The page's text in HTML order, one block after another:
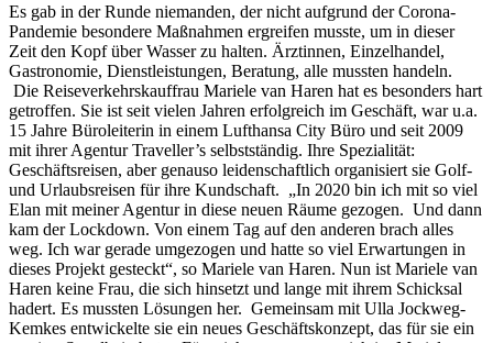
Es gab in der Runde niemanden, der nicht aufgrund der Corona-
Pandemie besondere Maßnahmen ergreifen musste, um in dieser
Zeit den Kopf über Wasser zu halten. Ärztinnen, Einzelhandel,
Gastronomie, Dienstleistungen, Beratung, alle mussten handeln.
Die Reiseverkehrskauffrau Mariele van Haren hat es besonders hart
getroffen. Sie ist seit vielen Jahren erfolgreich im Geschäft, war u.a.
15 Jahre Büroleiterin in einem Lufthansa City Büro und seit 2009
mit ihrer Agentur Traveller’s selbstständig. Ihre Spezialität:
Geschäftsreisen, aber genauso leidenschaftlich organisiert sie Golf-
und Urlaubsreisen für ihre Kundschaft. „In 2020 bin ich mit so viel
Elan mit meiner Agentur in diese neuen Räume gezogen. Und dann
kam der Lockdown. Von einem Tag auf den anderen brach alles
weg. Ich war gerade umgezogen und hatte so viel Erwartungen in
dieses Projekt gesteckt“, so Mariele van Haren. Nun ist Mariele van
Haren keine Frau, die sich hinsetzt und lange mit ihrem Schicksal
hadert. Es mussten Lösungen her. Gemeinsam mit Ulla Jockweg-
Kemkes entwickelte sie ein neues Geschäftskonzept, das für sie ein